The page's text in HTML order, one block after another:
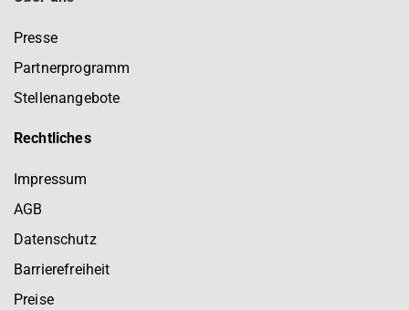
Presse
Partnerprogramm
Stellenangebote
Rechtliches
Impressum
AGB
Datenschutz
Barrierefreiheit
Preise